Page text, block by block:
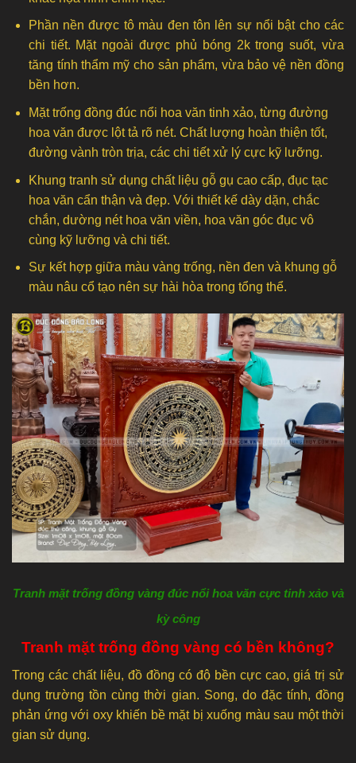
Phần nền được tô màu đen tôn lên sự nổi bật cho các
chi tiết. Mặt ngoài được phủ bóng 2k trong suốt, vừa
tăng tính thẩm mỹ cho sản phẩm, vừa bảo vệ nền đồng
bền hơn.
Mặt trống đồng đúc nổi hoa văn tinh xảo, từng đường
hoa văn được lột tả rõ nét. Chất lượng hoàn thiện tốt,
đường vành tròn trịa, các chi tiết xử lý cực kỹ lưỡng.
Khung tranh sử dụng chất liệu gỗ gụ cao cấp, đục tạc
hoa văn cẩn thận và đẹp. Với thiết kế dày dặn, chắc
chắn, dường nét hoa văn viền, hoa văn góc đục vô
cùng kỹ lưỡng và chi tiết.
Sự kết hợp giữa màu vàng trống, nền đen và khung gỗ
màu nâu cổ tạo nên sự hài hòa trong tổng thể.
Tranh mặt trống đồng vàng đúc nổi hoa văn cực tinh xảo và
kỳ công
Tranh mặt trống đồng vàng có bền không?
Trong các chất liệu, đồ đồng có độ bền cực cao, giá trị sử
dụng trường tồn cùng thời gian. Song, do đặc tính, đồng
phản ứng với oxy khiến bề mặt bị xuống màu sau một thời
gian sử dụng.